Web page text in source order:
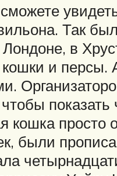
Так
Лондоне, в
кошки и
просто
были